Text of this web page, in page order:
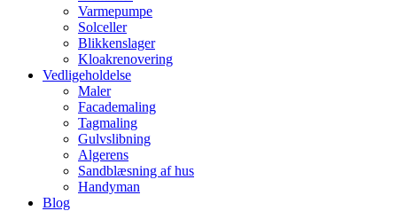
Varmepumpe
Solceller
Blikkenslager
Kloakrenovering
Vedligeholdelse
Maler
Facademaling
Tagmaling
Gulvslibning
Algerens
Sandblæsning af hus
Handyman
Blog